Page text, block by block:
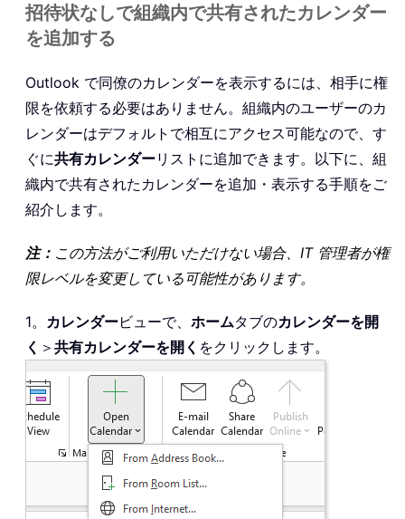
招待状なしで組織内で共有されたカレンダー
を追加する
Outlook で同僚のカレンダーを表示するには、相手に権
限を依頼する必要はありません。組織内のユーザーのカ
レンダーはデフォルトで相互にアクセス可能なので、す
ぐに共有カレンダーリストに追加できます。以下に、組
織内で共有されたカレンダーを追加・表示する手順をご
紹介します。
注： この方法がご利用いただけない場合、IT 管理者が権
限レベルを変更している可能性があります。
1。 カレンダービューで、 ホームタブのカレンダーを開
く ＞ 共有カレンダーを開く をクリックします。